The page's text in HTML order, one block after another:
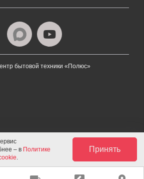
бытовой техники «Полюс»
– в Политике
.
Принять